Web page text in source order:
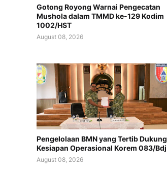
Gotong Royong Warnai Pengecatan
Mushola dalam TMMD ke-129 Kodim
1002/HST
August 08, 2026
Pengelolaan BMN yang Tertib Dukung
Kesiapan Operasional Korem 083/Bdj
August 08, 2026